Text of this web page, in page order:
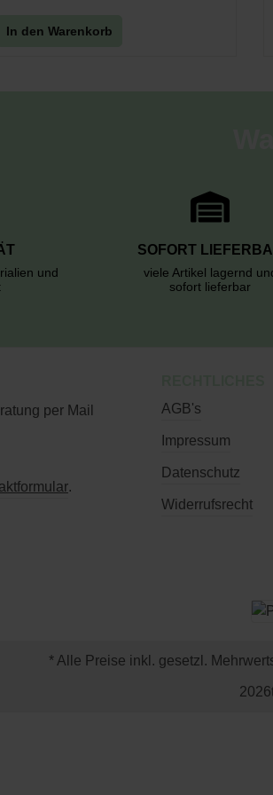
In den Warenkorb
und
SOFORT
viele Artikel lagernd
sofort lieferbar
per Mail
.
AGB's
Impressum
Datenschutz
Widerrufsrecht
* Alle Preise inkl. gesetzl.
2026